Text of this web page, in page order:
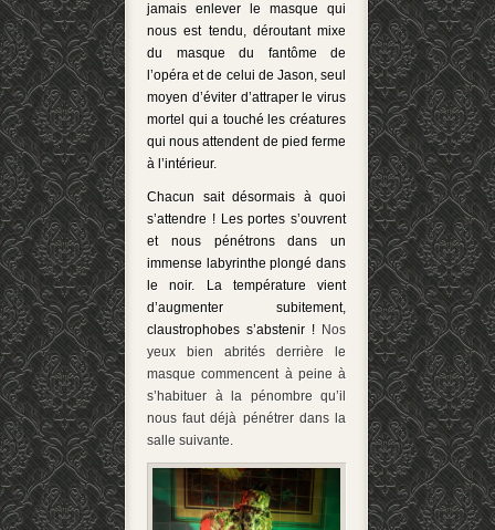
jamais enlever le masque qui
nous est tendu, déroutant mixe
du masque du fantôme de
l’opéra et de celui de Jason, seul
moyen d’éviter d’attraper le virus
mortel qui a touché les créatures
qui nous attendent de pied ferme
à l’intérieur.
Chacun sait désormais à quoi
s’attendre ! Les portes s’ouvrent
et nous pénétrons dans un
immense labyrinthe plongé dans
le noir. La température vient
d’augmenter subitement,
claustrophobes s’abstenir ! Nos
yeux bien abrités derrière le
masque commencent à peine à
s’habituer à la pénombre qu’il
nous faut déjà pénétrer dans la
salle suivante.